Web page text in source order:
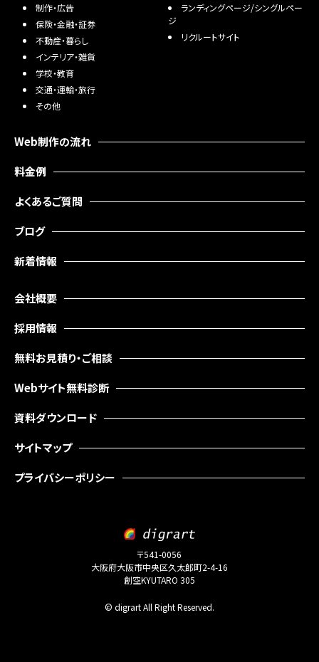
制作・広告
保険・金融・証券
不動産・暮らし
インテリア・雑貨
学校・教育
交通・運輸・旅行
その他
ランディングページ/シングルペー
ジ
リクルートサイト
Web制作の流れ
料金例
よくあるご質問
ブログ
新着情報
会社概要
採用情報
無料お見積り・ご相談
Webサイト無料診断
資料ダウンロード
サイトマップ
プライバシーポリシー
〒541-0056
大阪府大阪市中央区久太郎町2-4-16
創空KYUTARO 305
© digrart All Right Reserved.